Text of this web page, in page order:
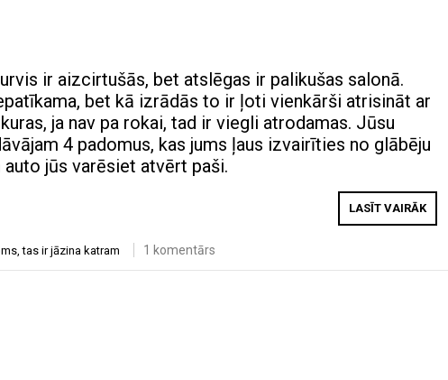
ir aizcirtušās, bet atslēgas ir palikušas salonā.
bet kā izrādās to ir ļoti vienkārši atrisināt ar
ja nav pa rokai, tad ir viegli atrodamas. Jūsu
4 padomus, kas jums ļaus izvairīties no glābēju
auto jūs varēsiet atvērt paši.
LASĪT VAIRĀK
,tas ir jāzina katram 1 komentārs